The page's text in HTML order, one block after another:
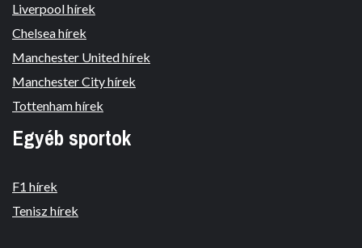
Liverpool hírek
Chelsea hírek
Manchester United hírek
Manchester City hírek
Tottenham hírek
Egyéb sportok
F1 hírek
Tenisz hírek